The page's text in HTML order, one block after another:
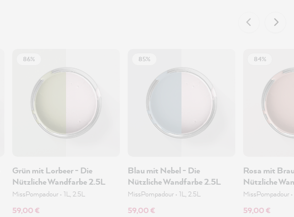
86%
Grün mit Lorbeer - Die
Nützliche Wandfarbe 2.5L
MissPompadour • 1L, 2.5L
59,00 €
85%
Blau mit Nebel - Die
Nützliche Wandfarbe 2.5L
MissPompadour • 1L, 2.5L
59,00 €
84%
Rosa mit
Nützliche
MissPompadour •
59,00 €